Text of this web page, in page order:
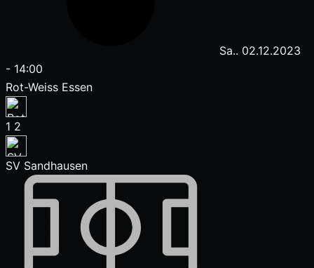
Sa.. 02.12.2023
- 14:00
Rot-Weiss Essen
1 2
SV Sandhausen